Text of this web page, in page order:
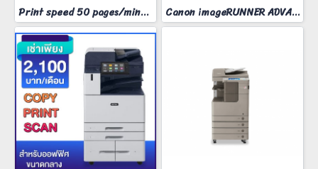
Print speed 50 pages/minute Canon imageRUNNER ADVANCE 8095​